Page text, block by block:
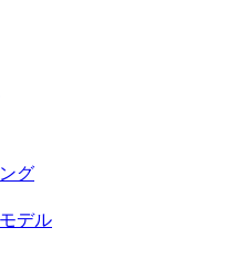
グ
デル